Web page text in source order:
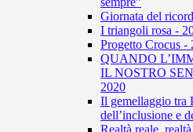
Giornata del
I triangoli rosa -
Progetto Crocus -
QUANDO
IL NOSTRO
2020
Il gemellaggio tra
dell’inclusione e